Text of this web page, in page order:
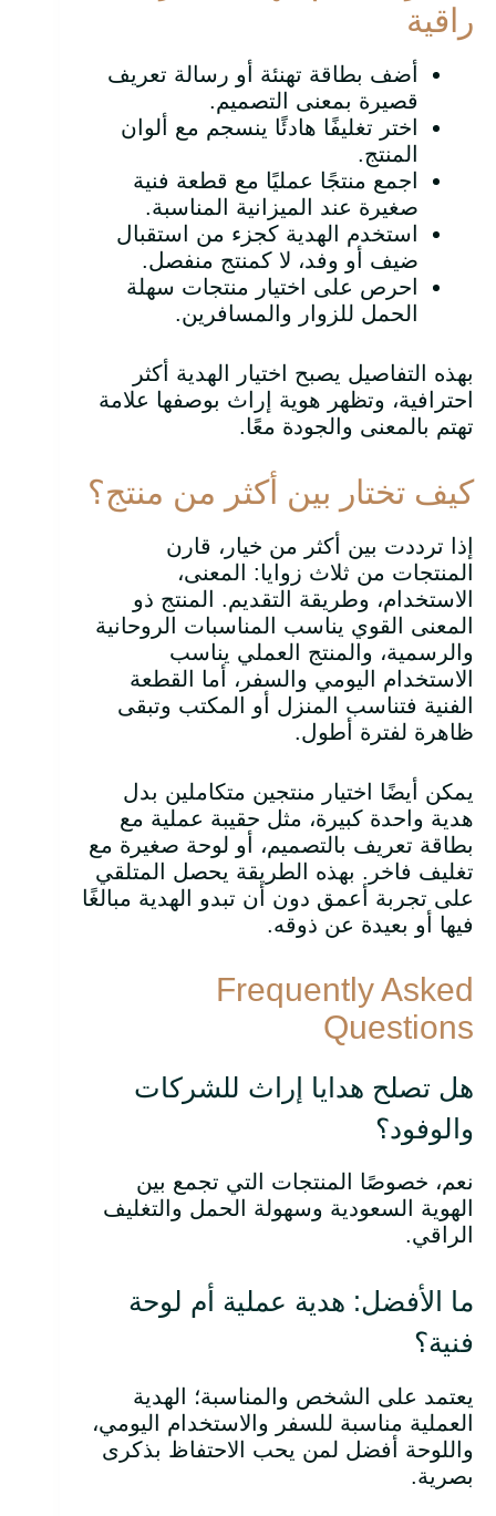
راقية
أضف بطاقة تهنئة أو رسالة تعريف
قصيرة بمعنى التصميم.
اختر تغليفًا هادئًا ينسجم مع ألوان
المنتج.
اجمع منتجًا عمليًا مع قطعة فنية
صغيرة عند الميزانية المناسبة.
استخدم الهدية كجزء من استقبال
ضيف أو وفد، لا كمنتج منفصل.
احرص على اختيار منتجات سهلة
الحمل للزوار والمسافرين.
بهذه التفاصيل يصبح اختيار الهدية أكثر
احترافية، وتظهر هوية إراث بوصفها علامة
تهتم بالمعنى والجودة معًا.
كيف تختار بين أكثر من منتج؟
إذا ترددت بين أكثر من خيار، قارن
المنتجات من ثلاث زوايا: المعنى،
الاستخدام، وطريقة التقديم. المنتج ذو
المعنى القوي يناسب المناسبات الروحانية
والرسمية، والمنتج العملي يناسب
الاستخدام اليومي والسفر، أما القطعة
الفنية فتناسب المنزل أو المكتب وتبقى
ظاهرة لفترة أطول.
يمكن أيضًا اختيار منتجين متكاملين بدل
هدية واحدة كبيرة، مثل حقيبة عملية مع
بطاقة تعريف بالتصميم، أو لوحة صغيرة مع
تغليف فاخر. بهذه الطريقة يحصل المتلقي
على تجربة أعمق دون أن تبدو الهدية مبالغًا
فيها أو بعيدة عن ذوقه.
Frequently Asked
Questions
هل تصلح هدايا إراث للشركات
والوفود؟
نعم، خصوصًا المنتجات التي تجمع بين
الهوية السعودية وسهولة الحمل والتغليف
الراقي.
ما الأفضل: هدية عملية أم لوحة
فنية؟
يعتمد على الشخص والمناسبة؛ الهدية
العملية مناسبة للسفر والاستخدام اليومي،
واللوحة أفضل لمن يحب الاحتفاظ بذكرى
بصرية.